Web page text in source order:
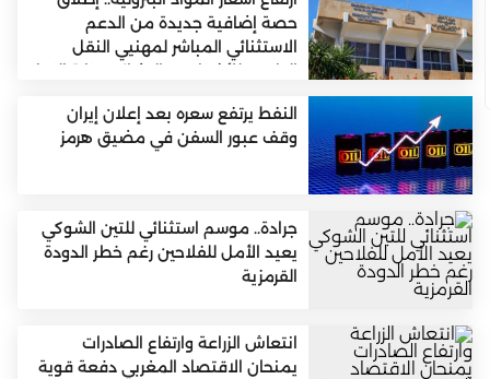
حصة إضافية جديدة من الدعم
الاستثنائي المباشر لمهنيي النقل
الطرقي للأشخاص والبضائع (وزارة النقل
النفط يرتفع سعره بعد إعلان إيران
وقف عبور السفن في مضيق هرمز
جرادة.. موسم استثنائي للتين الشوكي
يعيد الأمل للفلاحين رغم خطر الدودة
القرمزية
انتعاش الزراعة وارتفاع الصادرات
يمنحان الاقتصاد المغربي دفعة قوية